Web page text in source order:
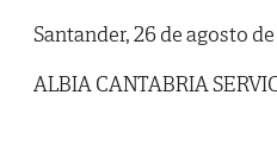
Santander, 26 de agosto de
ALBIA CANTABRIA